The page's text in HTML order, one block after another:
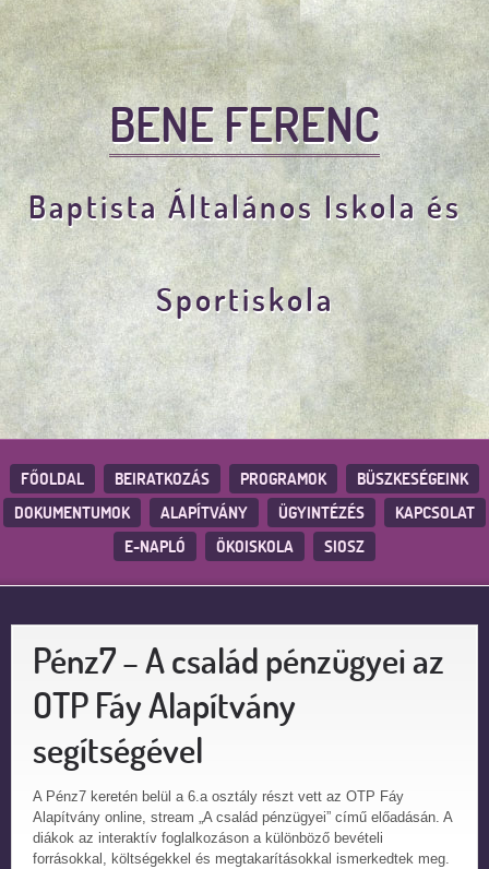
BENE FERENC
Baptista Általános Iskola és
Sportiskola
FŐOLDAL BEIRATKOZÁS PROGRAMOK
BÜSZKESÉGEINK
DOKUMENTUMOK
ALAPÍTVÁNY ÜGYINTÉZÉS
KAPCSOLAT
E-NAPLÓ
ÖKOISKOLA SIOSZ
Pénz7 – A család pénzügyei az
OTP Fáy Alapítvány
segítségével
A Pénz7 keretén belül a 6.a osztály részt vett az OTP Fáy
Alapítvány online, stream „A család pénzügyei” című előadásán. A
diákok az interaktív foglalkozáson a különböző bevételi
forrásokkal, költségekkel és megtakarításokkal ismerkedtek meg.